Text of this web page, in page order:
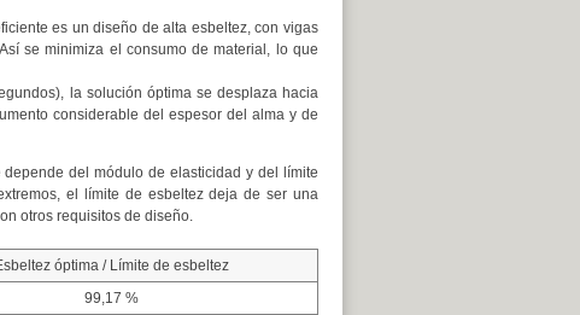
es un diseño de alta esbeltez, con vigas
se minimiza el consumo de material, lo que
la solución óptima se desplaza hacia
considerable del espesor del alma y de
del módulo de elasticidad y del límite
el límite de esbeltez deja de ser una
otros requisitos de diseño.
óptima / Límite de esbeltez
99,17 %